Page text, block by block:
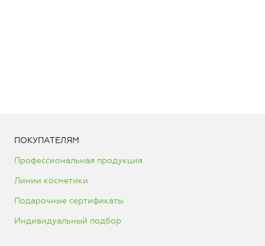
ПОКУПАТЕЛЯМ
Профессиональная продукция
Линии косметики
Подарочные сертификаты
Индивидуальный подбор